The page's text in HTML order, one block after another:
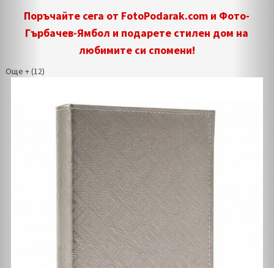
Поръчайте сега от FotoPodarak.com и Фото-
Гърбачев-Ямбол и подарете стилен дом на
любимите си спомени!
Още + (12)